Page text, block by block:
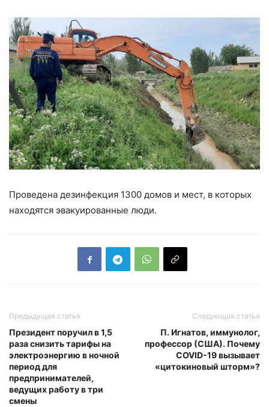
Проведена дезинфекция 1300 домов и мест, в которых
находятся эвакуированные люди.
Предыдущая статья
Президент поручил в 1,5
раза снизить тарифы на
электроэнергию в ночной
период для
предпринимателей,
ведущих работу в три
смены
Следующая статья
П. Игнатов, иммунолог,
профессор (США). Почему
COVID-19 вызывает
«цитокиновый шторм»?